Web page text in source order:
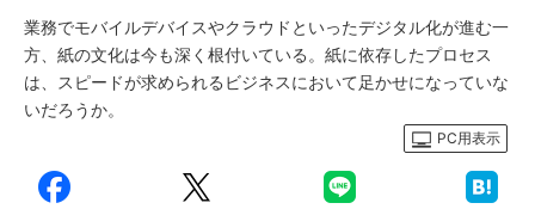
業務でモバイルデバイスやクラウドといったデジタル化が進む一
方、紙の文化は今も深く根付いている。紙に依存したプロセス
は、スピードが求められるビジネスにおいて足かせになっていな
いだろうか。
PC用表示